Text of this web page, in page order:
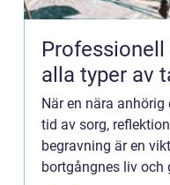
alla typer av
När en nära anhörig
tid av sorg,
begravning är en
bortgångnes liv och